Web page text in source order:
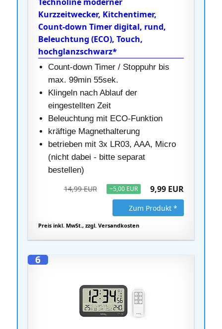
Kurzzeitwecker, Kitchentimer,
Count-down Timer digital, rund,
Beleuchtung (ECO), Touch,
hochglanzschwarz*
Count-down Timer / Stoppuhr bis
max. 99min 55sek.
Klingeln nach Ablauf der
eingestellten Zeit
Beleuchtung mit ECO-Funktion
kräftige Magnethalterung
betrieben mit 3x LR03, AAA, Micro
(nicht dabei - bitte separat
bestellen)
14,99 EUR −5,00 EUR 9,99 EUR
Zum Produkt *
Preis inkl. MwSt., zzgl. Versandkosten
6